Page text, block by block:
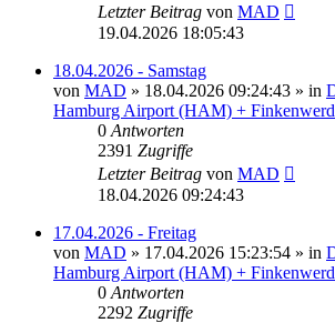
Letzter Beitrag von MAD
19.04.2026 18:05:43
18.04.2026 - Samstag
von MAD » 18.04.2026 09:24:43 » in
Hamburg Airport (HAM) +
0 Antworten
2391 Zugriffe
Letzter Beitrag von MAD
18.04.2026 09:24:43
17.04.2026 - Freitag
von MAD » 17.04.2026 15:23:54 » in
Hamburg Airport (HAM) +
0 Antworten
2292 Zugriffe